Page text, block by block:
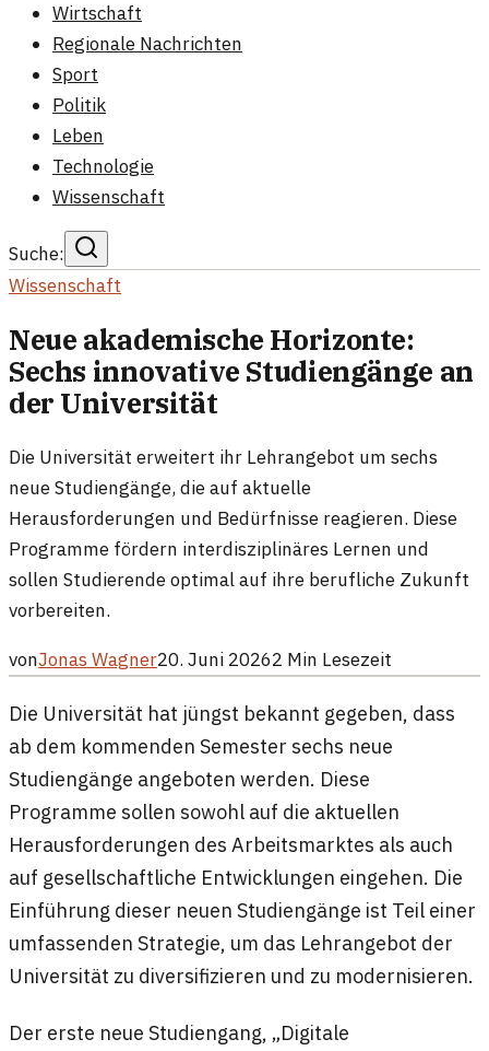
Wirtschaft
Regionale Nachrichten
Sport
Politik
Leben
Technologie
Wissenschaft
Suche:
Wissenschaft
Neue akademische Horizonte:
Sechs innovative Studiengänge an
der Universität
Die Universität erweitert ihr Lehrangebot um sechs
neue Studiengänge, die auf aktuelle
Herausforderungen und Bedürfnisse reagieren. Diese
Programme fördern interdisziplinäres Lernen und
sollen Studierende optimal auf ihre berufliche Zukunft
vorbereiten.
vonJonas Wagner20. Juni 20262 Min Lesezeit
Die Universität hat jüngst bekannt gegeben, dass
ab dem kommenden Semester sechs neue
Studiengänge angeboten werden. Diese
Programme sollen sowohl auf die aktuellen
Herausforderungen des Arbeitsmarktes als auch
auf gesellschaftliche Entwicklungen eingehen. Die
Einführung dieser neuen Studiengänge ist Teil einer
umfassenden Strategie, um das Lehrangebot der
Universität zu diversifizieren und zu modernisieren.
Der erste neue Studiengang, „Digitale